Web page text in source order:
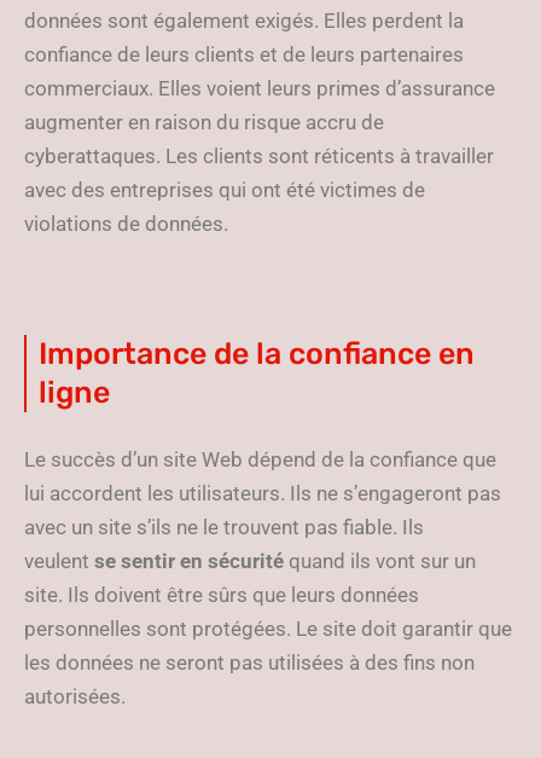
données sont également exigés. Elles perdent la
confiance de leurs clients et de leurs partenaires
commerciaux. Elles voient leurs primes d’assurance
augmenter en raison du risque accru de
cyberattaques. Les clients sont réticents à travailler
avec des entreprises qui ont été victimes de
violations de données.
Importance de la confiance en
ligne
Le succès d’un site Web dépend de la confiance que
lui accordent les utilisateurs. Ils ne s’engageront pas
avec un site s’ils ne le trouvent pas fiable. Ils
veulent se sentir en sécurité quand ils vont sur un
site. Ils doivent être sûrs que leurs données
personnelles sont protégées. Le site doit garantir que
les données ne seront pas utilisées à des fins non
autorisées.